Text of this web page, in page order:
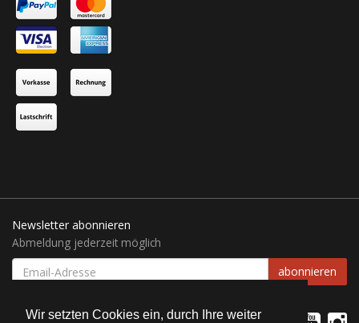
Wir setzten Cookies ein, durch Ihre weiter
Newsletter abonnieren
Abmeldung jederzeit möglich
EMAIL-
ADRESSE
abonnieren